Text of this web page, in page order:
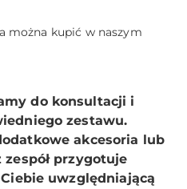
można kupić w naszym
do konsultacji i
zestawu.
akcesoria lub
zespół przygotuje
uwzględniającą